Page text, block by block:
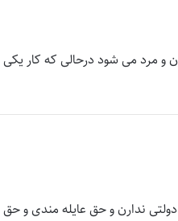
و مرد می شود درحالی که کار یکی
ندارن و حق عایله مندی و حق